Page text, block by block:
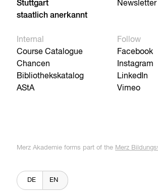
Stuttgart
staatlich anerkannt
Newsletter
Internal
Course Catalogue
Chancen
Bibliothekskatalog
AStA
Follow
Facebook
Instagram
LinkedIn
Vimeo
Merz Akademie forms part of the Merz
DE EN